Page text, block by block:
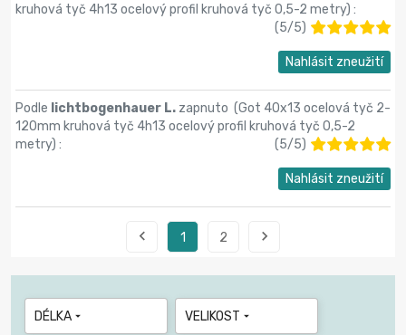
kruhová tyč 4h13 ocelový profil kruhová tyč 0,5-2 metry) :
(5/5)
Nahlásit zneužití
Podle lichtbogenhauer L. zapnuto (Got 40x13 ocelová tyč 2-
120mm kruhová tyč 4h13 ocelový profil kruhová tyč 0,5-2
metry) : (5/5)
Nahlásit zneužití
 1 2 
DÉLKA  VELIKOST 